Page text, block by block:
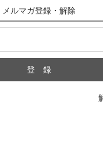
メルマガ登録・解除